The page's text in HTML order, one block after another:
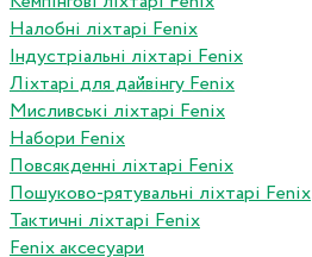
Налобні ліхтарі Fenix
Індустріальні ліхтарі Fenix
Ліхтарі для дайвінгу Fenix
Мисливські ліхтарі Fenix
Набори Fenix
Повсякденні ліхтарі Fenix
Пошуково-рятувальні ліхтарі Fenix
Тактичні ліхтарі Fenix
Fenix аксесуари